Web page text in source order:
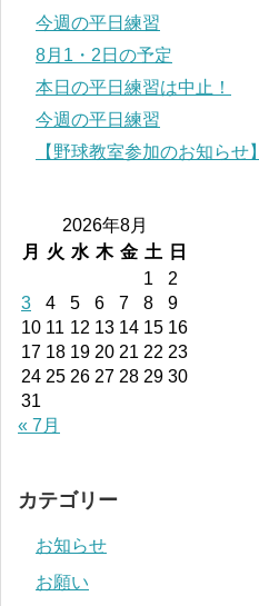
今週の平日練習
8月1・2日の予定
本日の平日練習は中止！
今週の平日練習
【野球教室参加のお知らせ】
2026年8月
月
火 水 木 金 土
日
1
2
3
4 5 6 7 8
9
10 11 12 13 14 15 16
17 18 19 20 21 22 23
24 25 26 27 28 29 30
31
« 7月
カテゴリー
お知らせ
お願い